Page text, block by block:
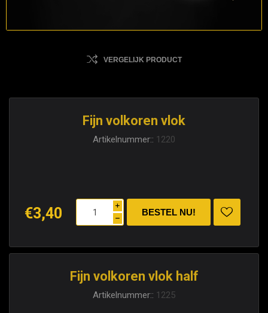
VERGELIJK PRODUCT
Fijn volkoren vlok
Artikelnummer:: 1220
€3,40 i
h
Fijn volkoren vlok half
Artikelnummer:: 1225